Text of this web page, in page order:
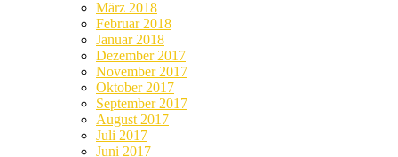
März 2018
Februar 2018
Januar 2018
Dezember 2017
November 2017
Oktober 2017
September 2017
August 2017
Juli 2017
Juni 2017